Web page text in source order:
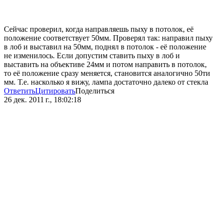
Сейчас проверил, когда направляешь пыху в потолок, её
положение соответствует 50мм. Проверял так: направил пыху
в лоб и выставил на 50мм, поднял в потолок - её положение
не изменилось. Если допустим ставить пыху в лоб и
выставить на объективе 24мм и потом направить в потолок,
то её положение сразу меняется, становится аналогично 50ти
мм. Т.е. насколько я вижу, лампа достаточно далеко от стекла
ОтветитьЦитироватьПоделиться
26 дек. 2011 г., 18:02:18